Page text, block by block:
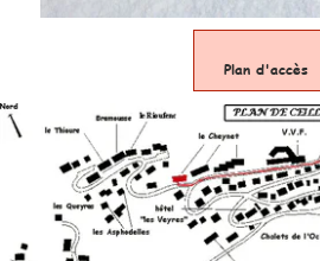
Plan d'accès